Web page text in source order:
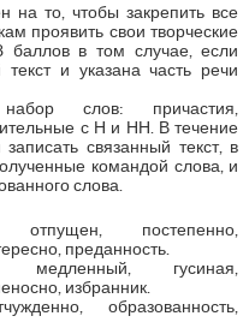
на то, чтобы закрепить все
проявить свои творческие
баллов в том случае, если
текст и указана часть речи
слов: причастия,
с Н и НН. В течение
связанный текст, в
командой слова, и
слова.
отпущен, постепенно,
преданность.
медленный, гусиная,
избранник.
образованность,